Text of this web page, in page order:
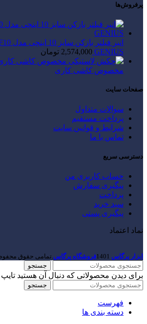
پرفروش‌ها
GENIUS
2,574,000 تومان
مخصوص کاشی کاری
صفحات سایت
سوالات متداول
پرداخت مستقیم
شرایط و قوانین سایت
تماس با ما
دسترسی سریع
حساب کاربری من
پیگیری سفارش
پرداخت
سبد خرید
پیگیری پستی
نماد اعتماد
ابزار پرگاس 1401فروشگاه پرگاس .تمامی حقوق
جستجو
برای دیدن محصولاتی که دنبال آن هستید تایپ
جستجو
فهرست
دسته بندی ها